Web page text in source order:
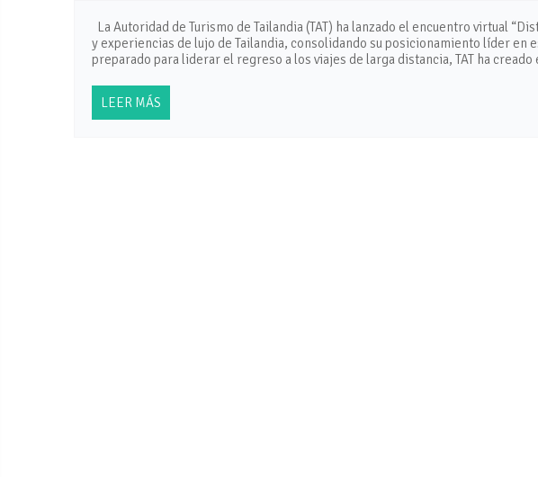
La Autoridad de Turismo de Tailandia (TAT) ha lanzado el encuentro virtual
y experiencias de lujo de Tailandia, consolidando su posicionamiento líder en
preparado para liderar el regreso a los viajes de larga distancia, TAT ha
LEER MÁS